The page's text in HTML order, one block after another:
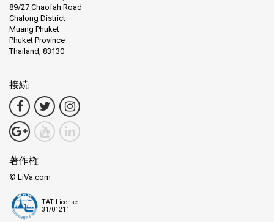
89/27 Chaofah Road
Chalong District
Muang Phuket
Phuket Province
Thailand, 83130
接続
著作権
© LiVa.com
TAT License
31/01211